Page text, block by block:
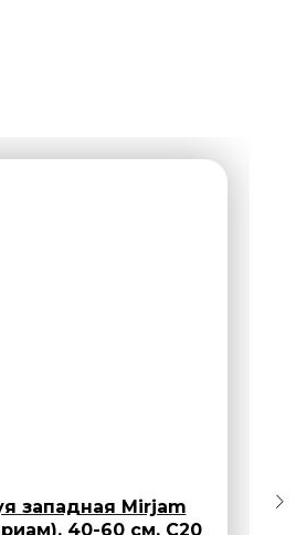
западная Mirjam
40-60 см, С20